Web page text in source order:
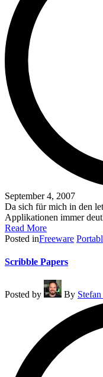
September 4, 2007
Da sich für mich in den
Applikationen immer
Read More
Posted inFreeware
Scribble Papers
Posted by By